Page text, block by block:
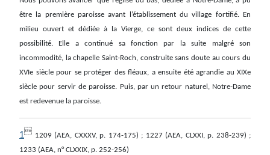
être la première paroisse avant l’établissement du village fortifié. En
milieu ouvert et dédiée à la Vierge, ce sont deux indices de cette
possibilité. Elle a continué sa fonction par la suite malgré son
incommodité, la chapelle Saint-Roch, construite sans doute au cours du
XVIe siècle pour se protéger des fléaux, a ensuite été agrandie au XIXe
siècle pour servir de paroisse. Puis, par un retour naturel, Notre-Dame
est redevenue la paroisse.
1 1209 (AEA, CXXXV, p. 174-175) ; 1227 (AEA, CLXXI, p. 238-239) ;
1233 (AEA, n° CLXXIX, p. 252-256)